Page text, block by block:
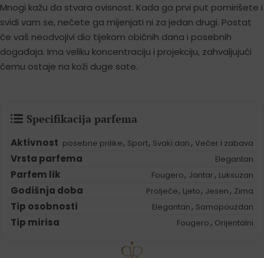
Mnogi kažu da stvara ovisnost. Kada ga prvi put pomirišete i
svidi vam se, nećete ga mijenjati ni za jedan drugi. Postat
će vaš neodvojivi dio tijekom običnih dana i posebnih
događaja. Ima veliku koncentraciju i projekciju, zahvaljujući
čemu ostaje na koži duge sate.
Specifikacija parfema
Aktivnost posebne prilike, Sport, Svaki dan, Večer i zabava
Vrsta parfema Elegantan
Parfem lik Fougero, Jantar, Luksuzan
Godišnja doba Proljeće, Ljeto, Jesen, Zima
Tip osobnosti Elegantan, Samopouzdan
Tip mirisa Fougero, Orijentalni